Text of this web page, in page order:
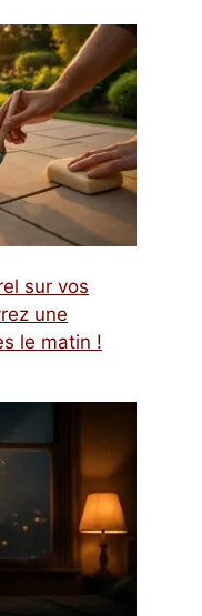
sur vos
une
le matin !